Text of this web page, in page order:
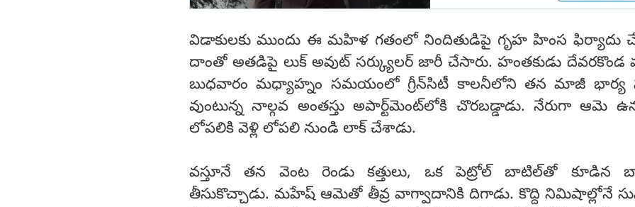
విడాకులకు ముందు ఈ మహిళ గతంలో నిందితుడిపై గృహ హింస ఫిర్యాదు
దాంతో అతడిపై లుక్ అవుట్ సర్క్యులర్ జారీ చేసారు. హంతకుడు
బుధవారం మధ్యాహ్నం సమయంలో గ్రీన్‌సిటీ కాలనీలోని తన మాజీ భార్య
వుంటున్న నాల్గవ అంతస్తు అపార్ట్‌మెంట్‌లోకి చొరబడ్డాడు. నేరుగా ఆమె
లోపలికి వెళ్లి లోపలి నుండి లాక్ చేశాడు.
వస్తూనే తన వెంట రెండు కత్తులు, ఒక పెట్రోల్ బాటిల్‌తో కూడిన
తీసుకొచ్చాడు. మహేష్ ఆమెతో తీవ్ర వాగ్వాదానికి దిగాడు. కొద్ది నిమిషాల్లోనే